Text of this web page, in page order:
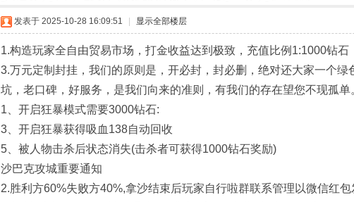
发表于 2025-10-28 16:09:51 显示全部楼层
1.构造玩家全自由贸易市场，打金收益达到极致，充值比例1:1000钻石
3.万元定制封挂，我们的原则是，开必封，封必删，绝对还大家一个
坑，老口碑，好服务，是我们向来的准则，有我们的存在望您不现孤单
1、开启狂暴模式需要3000钻石:
3、开启狂暴获得吸血138自动回收
5、被人物击杀后状态消失(击杀者可获得1000钻石奖励)
沙巴克攻城重要通知
2.胜利方60%失败方40%,拿沙结束后玩家自行啦群联系管理以微信红包